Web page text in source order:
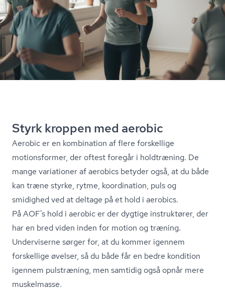
Styrk kroppen med aerobic
Aerobic er en kombination af flere forskellige
motionsformer, der oftest foregår i holdtræning. De
mange variationer af aerobics betyder også, at du både
kan træne styrke, rytme, koordination, puls og
smidighed ved at deltage på et hold i aerobics.
På AOF's hold i aerobic er der dygtige instruktører, der
har en bred viden inden for motion og træning.
Underviserne sørger for, at du kommer igennem
forskellige øvelser, så du både får en bedre kondition
igennem pulstræning, men samtidig også opnår mere
muskelmasse.